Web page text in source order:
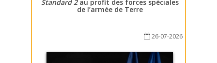
Standard 2au profit des forces spéciales
de l’armée de Terre
26-07-2026